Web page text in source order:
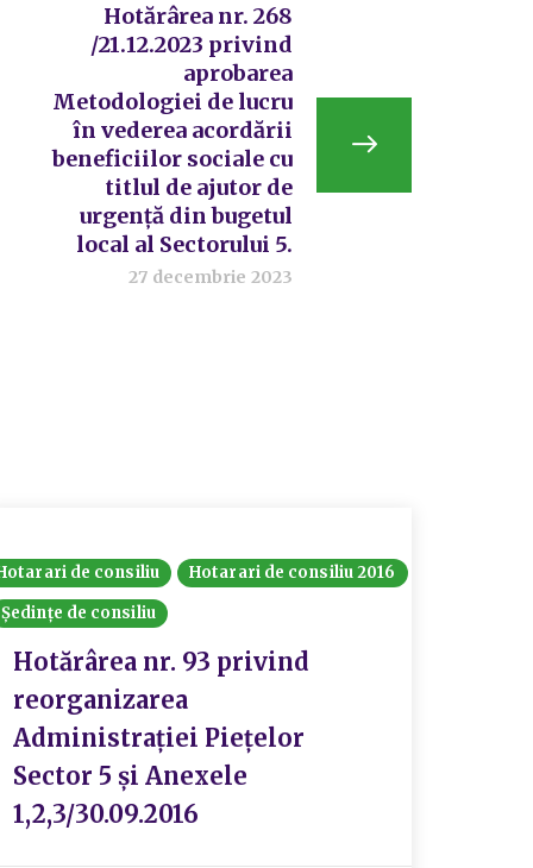
Hotărârea nr. 268
/21.12.2023 privind
aprobarea
Metodologiei de lucru
în vederea acordării
beneficiilor sociale cu
titlul de ajutor de
urgență din bugetul
local al Sectorului 5.
27 decembrie 2023
de consiliu
Hotarari de consiliu 2016
Ședințe de consiliu
Hotărârea nr. 93 privind
reorganizarea
Administrației Piețelor
Sector 5 și Anexele
1,2,3/30.09.2016